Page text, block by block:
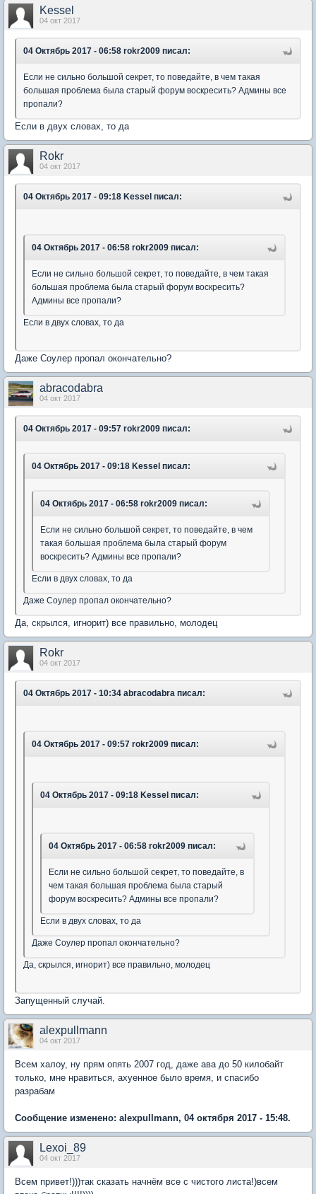
Kessel
04 окт 2017
04 Октябрь 2017 - 06:58 rokr2009 писал:
Если не сильно большой секрет, то поведайте, в чем такая
большая проблема была старый форум воскресить? Админы все
пропали?
Если в двух словах, то да
Rokr
04 окт 2017
04 Октябрь 2017 - 09:18 Kessel писал:
04 Октябрь 2017 - 06:58 rokr2009 писал:
Если не сильно большой секрет, то поведайте, в чем такая
большая проблема была старый форум воскресить?
Админы все пропали?
Если в двух словах, то да
Даже Соулер пропал окончательно?
abracodabra
04 окт 2017
04 Октябрь 2017 - 09:57 rokr2009 писал:
04 Октябрь 2017 - 09:18 Kessel писал:
04 Октябрь 2017 - 06:58 rokr2009 писал:
Если не сильно большой секрет, то поведайте, в чем
такая большая проблема была старый форум
воскресить? Админы все пропали?
Если в двух словах, то да
Даже Соулер пропал окончательно?
Да, скрылся, игнорит) все правильно, молодец
Rokr
04 окт 2017
04 Октябрь 2017 - 10:34 abracodabra писал:
04 Октябрь 2017 - 09:57 rokr2009 писал:
04 Октябрь 2017 - 09:18 Kessel писал:
04 Октябрь 2017 - 06:58 rokr2009 писал:
Если не сильно большой секрет, то поведайте, в
чем такая большая проблема была старый
форум воскресить? Админы все пропали?
Если в двух словах, то да
Даже Соулер пропал окончательно?
Да, скрылся, игнорит) все правильно, молодец
Запущенный случай.
alexpullmann
04 окт 2017
Всем халоу, ну прям опять 2007 год, даже ава до 50 килобайт
только, мне нравиться, ахуенное было время, и спасибо
разрабам
Сообщение изменено: alexpullmann, 04 октября 2017 - 15:48.
Lexoi_89
04 окт 2017
Всем привет!)))так сказать начнём все с чистого листа!)всем